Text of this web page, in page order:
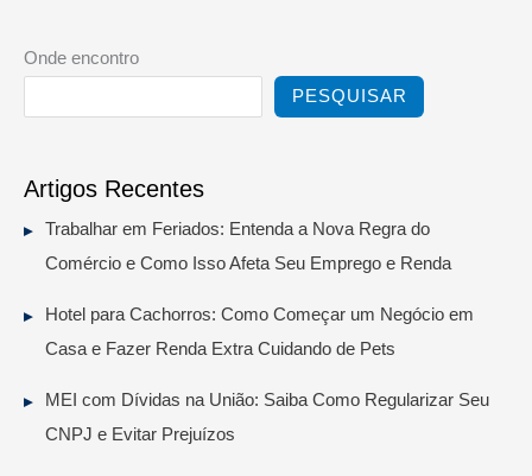
Onde encontro
PESQUISAR
Artigos Recentes
Trabalhar em Feriados: Entenda a Nova Regra do
Comércio e Como Isso Afeta Seu Emprego e Renda
Hotel para Cachorros: Como Começar um Negócio em
Casa e Fazer Renda Extra Cuidando de Pets
MEI com Dívidas na União: Saiba Como Regularizar Seu
CNPJ e Evitar Prejuízos